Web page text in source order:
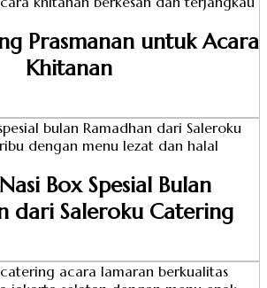
Prasmanan untuk Acara
Khitanan
Box Spesial Bulan
dari Saleroku Catering